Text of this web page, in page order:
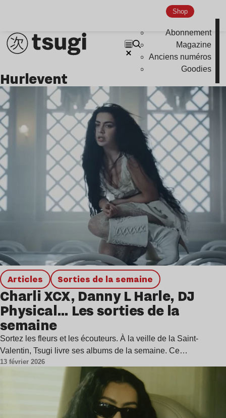
Shop
Abonnement
Magazine
Anciens numéros
Goodies
Hurlevent
Articles Sorties de la semaine
Charli XCX, Danny L Harle, DJ
Physical… Les sorties de la
semaine
Sortez les fleurs et les écouteurs. À la veille de la Saint-
Valentin, Tsugi livre ses albums de la semaine. Ce…
13 février 2026